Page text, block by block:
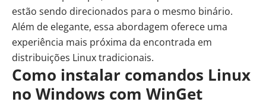
estão sendo direcionados para o mesmo binário.
Além de elegante, essa abordagem oferece uma
experiência mais próxima da encontrada em
distribuições Linux tradicionais.
Como instalar comandos Linux
no Windows com WinGet